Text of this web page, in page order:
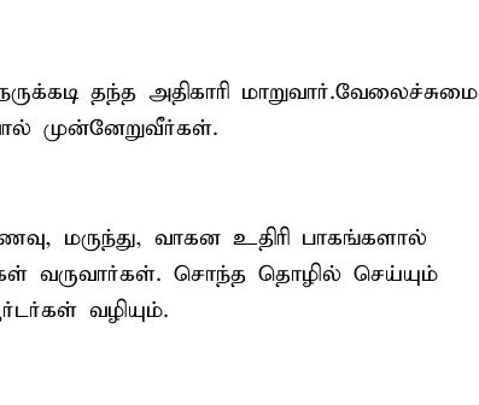
தந்த அதிகாரி மாறுவார்.வேலைச்சுமை
முன்னேறுவீர்கள்.
மருந்து, வாகன உதிரி பாகங்களால்
வருவார்கள். சொந்த தொழில் செய்யும்
வழியும்.